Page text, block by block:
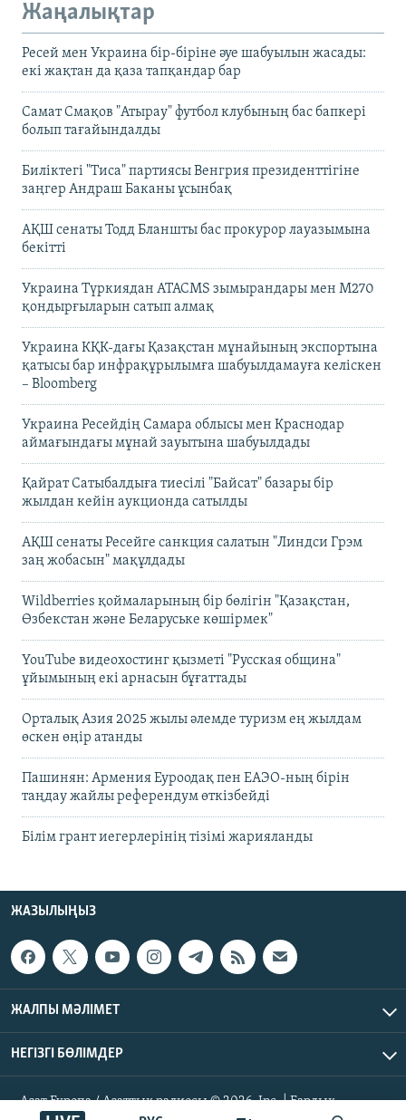
Жаңалықтар
Ресей мен Украина бір-біріне әуе шабуылын жасады:
екі жақтан да қаза тапқандар бар
Самат Смақов "Атырау" футбол клубының бас бапкері
болып тағайындалды
Биліктегі "Тиса" партиясы Венгрия президенттігіне
заңгер Андраш Баканы ұсынбақ
АҚШ сенаты Тодд Бланшты бас прокурор лауазымына
бекітті
Украина Түркиядан ATACMS зымырандары мен M270
қондырғыларын сатып алмақ
Украина КҚК-дағы Қазақстан мұнайының экспортына
қатысы бар инфрақұрылымға шабуылдамауға келіскен
– Bloomberg
Украина Ресейдің Самара облысы мен Краснодар
аймағындағы мұнай зауытына шабуылдады
Қайрат Сатыбалдыға тиесілі "Байсат" базары бір
жылдан кейін аукционда сатылды
АҚШ сенаты Ресейге санкция салатын "Линдси Грэм
заң жобасын" мақұлдады
Wildberries қоймаларының бір бөлігін "Қазақстан,
Өзбекстан және Беларуське көшірмек"
YouTube видеохостинг қызметі "Русская община"
ұйымының екі арнасын бұғаттады
Орталық Азия 2025 жылы әлемде туризм ең жылдам
өскен өңір атанды
Пашинян: Армения Еуроодақ пен ЕАЭО-ның бірін
таңдау жайлы референдум өткізбейді
Білім грант иегерлерінің тізімі жарияланды
ЖАЗЫЛЫҢЫЗ
ЖАЛПЫ МӘЛІМЕТ
НЕГІЗГІ БӨЛІМДЕР
Азат Еуропа / Азаттық радиосы © 2026, Inc. | Барлық